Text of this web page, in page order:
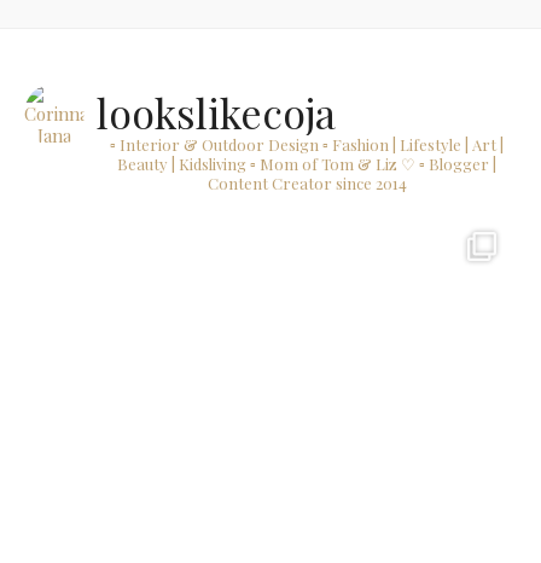
lookslikecoja
▫ Interior & Outdoor Design ▫ Fashion | Lifestyle | Art |
Beauty | Kidsliving▫ Mom of Tom & Liz ♡ ▫ Blogger |
Content Creator since 2014